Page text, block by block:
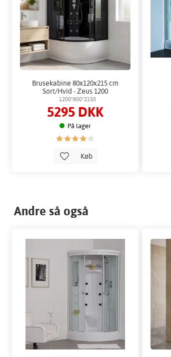
Brusekabine 80x120x215 cm
Sort/Hvid - Zeus 1200
1200*800*2150
5295 DKK
På lager
Køb
Andre så også